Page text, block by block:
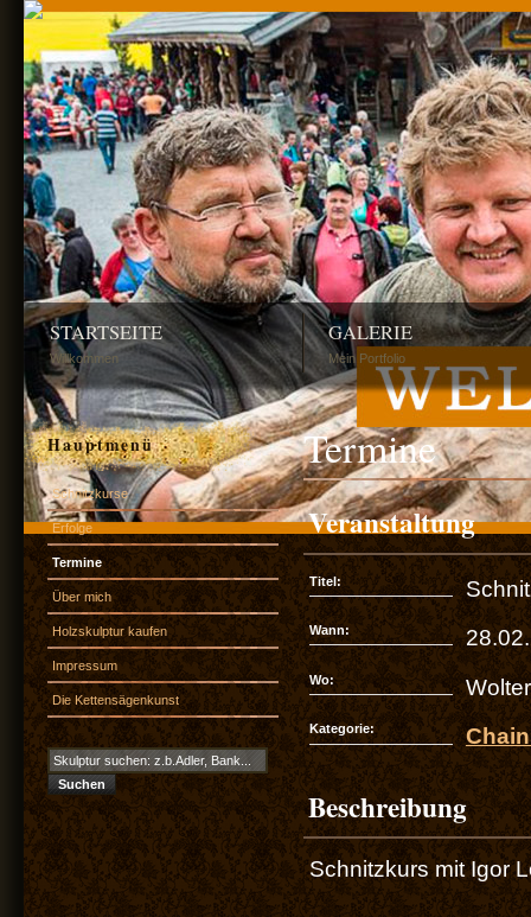
STARTSEITE
Willkommen
GALERIE
Mein Portfolio
Termine
Veranstaltung
Titel:
Wann:
Wo:
Kategorie:
Beschreibung
Schnitzkurs mit Igor
Hauptmenü
Schnitzkurse
Erfolge
Termine
Über mich
Holzskulptur kaufen
Impressum
Die Kettensägenkunst